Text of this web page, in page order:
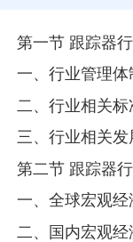
第一节 跟踪器
一、行业管理体
二、行业相关标
三、行业相关发
第二节 跟踪器
一、全球宏观经
二、国内宏观